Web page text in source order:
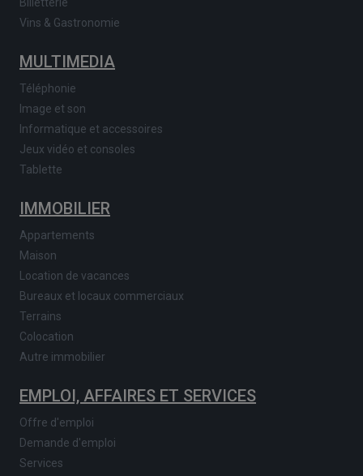
Billetterie
Vins & Gastronomie
MULTIMEDIA
Téléphonie
Image et son
Informatique et accessoires
Jeux vidéo et consoles
Tablette
IMMOBILIER
Appartements
Maison
Location de vacances
Bureaux et locaux commerciaux
Terrains
Colocation
Autre immobilier
EMPLOI, AFFAIRES ET SERVICES
Offre d'emploi
Demande d'emploi
Services